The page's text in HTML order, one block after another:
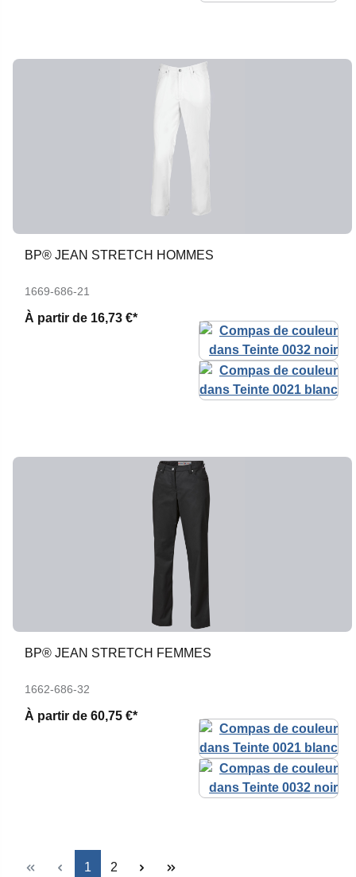
BP® JEAN STRETCH HOMMES
1669-686-21
À partir de 16,73 €*
BP® JEAN STRETCH FEMMES
1662-686-32
À partir de 60,75 €*
Page
1 Page
2